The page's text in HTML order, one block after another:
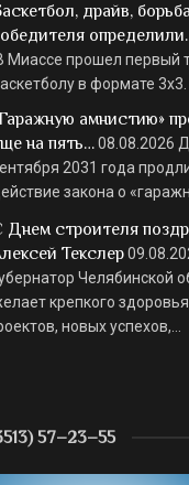
драйв,
Миассе прошел первый
в формате 3х3.
амнистию»
на пять…08.08.2026
2031 года
закона о
Днем строителя
Текслер
Челябинской
крепкого
новых успехов,…
57–23–55